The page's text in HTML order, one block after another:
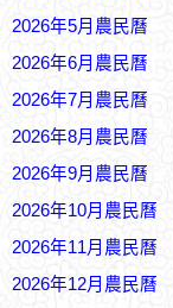
2026年5月農民曆
2026年6月農民曆
2026年7月農民曆
2026年8月農民曆
2026年9月農民曆
2026年10月農民曆
2026年11月農民曆
2026年12月農民曆